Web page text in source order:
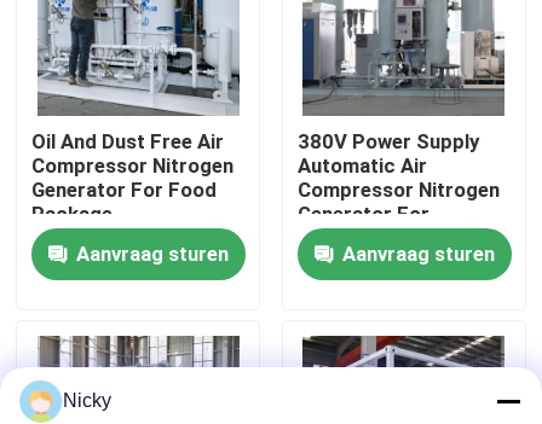
Kwaliteitscontrole
Neem contact met ons op
Nieuws
Vraag een offerte
PSA stikstofgasgeneratoren
De Generator van de hoge Zuiverheidsstikstof
Oil And Dust Free Air
Compressor Nitrogen
Generator For Food
Package
Aanvraag sturen
380V Power Supply
Automatic Air
Compressor Nitrogen
Generator For
Beverage Filling
Aanvraag sturen
Nicky